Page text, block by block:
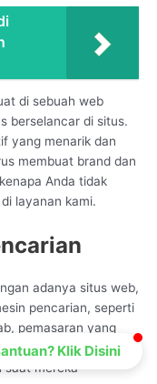
di sebuah web
berselancar di situs.
yang menarik dan
membuat brand dan
Anda tidak
layanan kami.
adanya situs web,
pencarian, seperti
pemasaran yang
apapun jika bisnis
saat mereka
Klik Disini